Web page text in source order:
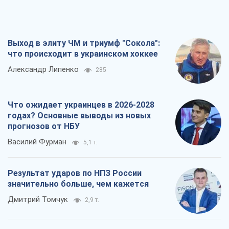
Выход в элиту ЧМ и триумф "Сокола":
что происходит в украинском хоккее
Александр Липенко 285
Что ожидает украинцев в 2026-2028
годах? Основные выводы из новых
прогнозов от НБУ
Василий Фурман 5,1 т.
Результат ударов по НПЗ России
значительно больше, чем кажется
Дмитрий Томчук 2,9 т.